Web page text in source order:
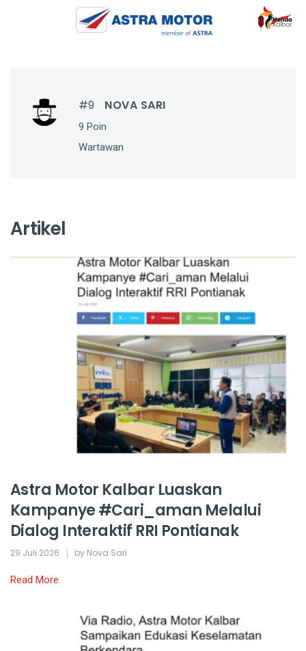
#9 NOVA SARI
9 Poin
Wartawan
Artikel
Astra Motor Kalbar Luaskan
Kampanye #Cari_aman Melalui
Dialog Interaktif RRI Pontianak
29 Juli 2026 by Nova Sari
Read More